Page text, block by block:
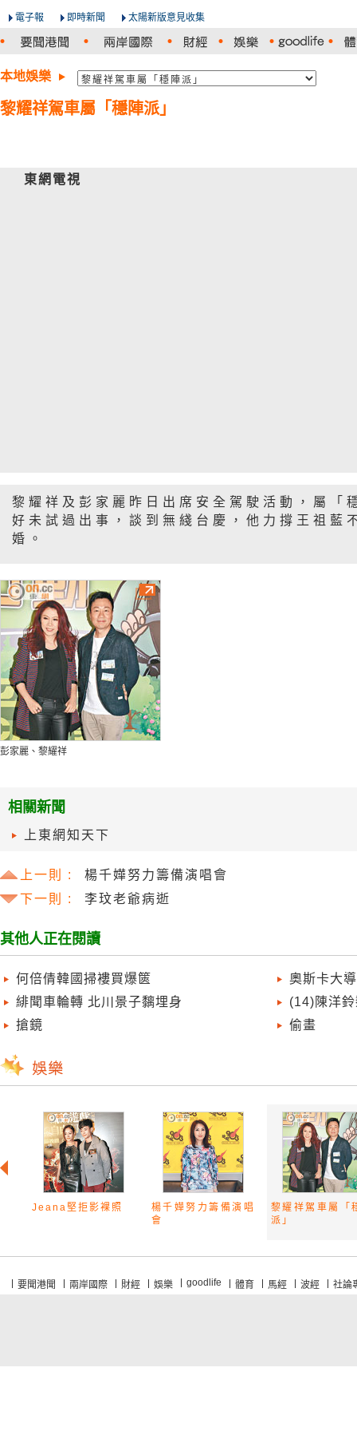
電子報 即時新聞 太陽新版意見收集
本地娛樂
黎耀祥駕車屬「穩陣派」
東網電視
黎耀祥及彭家麗昨日出席安全駕駛活動，屬「
好未試過出事，談到無綫台慶，他力撐王祖藍
婚。
彭家麗、黎耀祥
相關新聞
上東網知天下
上一則 :
楊千嬅努力籌備演唱會
下一則 :
李玟老爺病逝
其他人正在閱讀
何倍倩韓國掃褸買爆篋
緋聞車輪轉 北川景子黐埋身
搶鏡
奧斯卡大
(14)陳洋
偷畫
Jeana堅拒影裸照
楊千嬅努力籌備演唱
會
黎耀祥駕車屬「
派」
要聞港聞 兩岸國際 財經 娛樂 goodlife 體育 馬經 波經 社論